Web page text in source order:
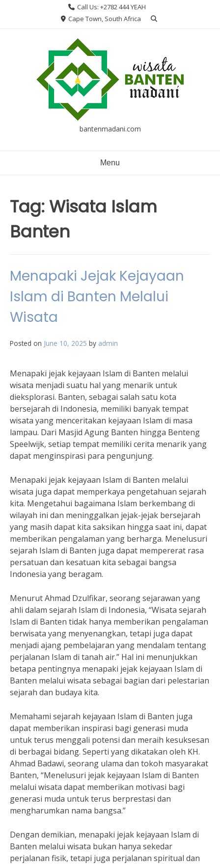
Call Us: +2782 444 YEAH
Cape Town, South Africa
bantenmadani.com
Menu
Tag:Wisata Islam
Banten
Menapaki Jejak Kejayaan
Islam di Banten Melalui
Wisata
Posted on June 10, 2025 by admin
Menapaki jejak kejayaan Islam di Banten melalui
wisata menjadi suatu hal yang menarik untuk
dieksplorasi. Banten, sebagai salah satu kota
bersejarah di Indonesia, memiliki banyak tempat
wisata yang menceritakan kejayaan Islam di masa
lampau. Dari Masjid Agung Banten hingga Benteng
Speelwijk, setiap tempat memiliki cerita menarik yang
dapat menginspirasi para pengunjung.
Menapaki jejak kejayaan Islam di Banten melalui
wisata juga dapat memperkaya pengetahuan sejarah
kita. Mengetahui bagaimana Islam berkembang di
wilayah ini dan meninggalkan jejak-jejak bersejarah
yang masih dapat kita saksikan hingga saat ini, dapat
memberikan pengalaman yang berharga. Menelusuri
sejarah Islam di Banten juga dapat mempererat rasa
persatuan dan kesatuan kita sebagai bangsa
Indonesia yang beragam.
Menurut Ahmad Dzulfikar, seorang sejarawan yang
ahli dalam sejarah Islam di Indonesia, “Wisata sejarah
Islam di Banten tidak hanya memberikan pengalaman
berwisata yang menyenangkan, tetapi juga dapat
menjadi ajang pembelajaran yang mendalam tentang
perjalanan Islam di tanah air.” Hal ini menunjukkan
betapa pentingnya menapaki jejak kejayaan Islam di
Banten melalui wisata sebagai bagian dari pelestarian
sejarah dan budaya kita.
Memahami sejarah kejayaan Islam di Banten juga
dapat memberikan inspirasi bagi generasi muda
untuk terus menggali potensi dan meraih kesuksesan
di berbagai bidang. Seperti yang dikatakan oleh KH.
Ahmad Badawi, seorang ulama dan tokoh masyarakat
Banten, “Menelusuri jejak kejayaan Islam di Banten
melalui wisata dapat memberikan motivasi bagi
generasi muda untuk terus berprestasi dan
mengharumkan nama bangsa.”
Dengan demikian, menapaki jejak kejayaan Islam di
Banten melalui wisata bukan hanya sekedar
perjalanan fisik, tetapi juga perjalanan spiritual dan